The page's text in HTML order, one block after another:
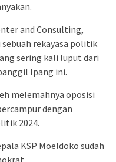
and Consulting,
sebuah rekayasa politik
sering kali luput dari
Ipang ini.
melemahnya oposisi
dengan
2024.
KSP Moeldoko sudah